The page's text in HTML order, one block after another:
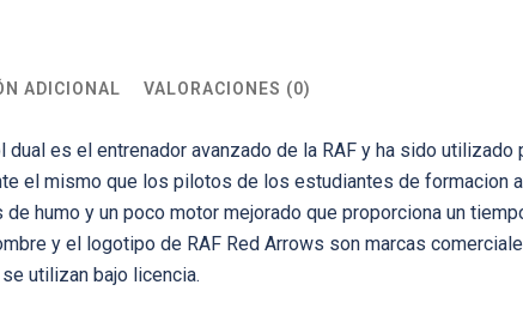
ADICIONAL VALORACIONES (0)
dual es el entrenador avanzado de la RAF y ha sido
el mismo que los pilotos de los estudiantes de formacion
humo y un poco motor mejorado que proporciona un
y el logotipo de RAF Red Arrows son marcas
utilizan bajo licencia.